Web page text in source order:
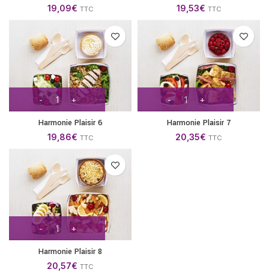
19,09€ TTC 19,53€ TTC
Harmonie Plaisir 6
19,86€ TTC
Harmonie Plaisir 7
20,35€ TTC
Harmonie Plaisir 8
20,57€ TTC